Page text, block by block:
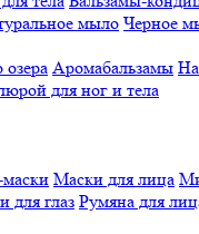
мыло Черное
озера Аромабальзамы
для ног и тела
Маски для лица
для глаз Румяна для